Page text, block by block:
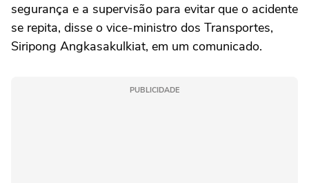
segurança e a supervisão para evitar que o acidente
se repita, disse o vice-ministro dos Transportes,
Siripong Angkasakulkiat, em um comunicado.
PUBLICIDADE